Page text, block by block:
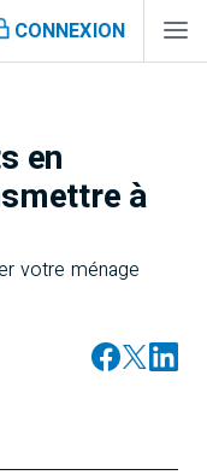
CONNEXION
en
à
votre ménage